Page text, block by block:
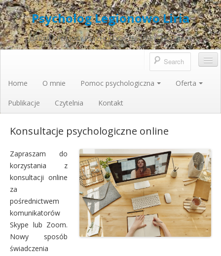
Psycholog Legionowo Liria
GABINET POMOCY PSYCHOLOGICZNEJ I PSYCHOTERAPII
Home O mnie Pomoc psychologiczna Oferta
Publikacje Czytelnia Kontakt
Konsultacje psychologiczne online
Zapraszam do
korzystania z
konsultacji online
za
pośrednictwem
komunikatorów
Skype lub Zoom.
Nowy sposób
świadczenia